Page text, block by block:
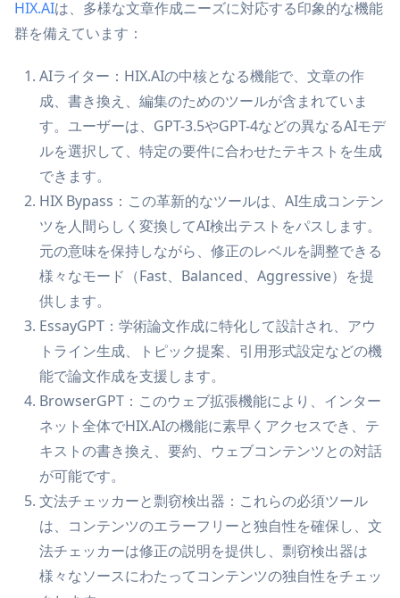
HIX.AIは、多様な文章作成ニーズに対応する印象的な機能
群を備えています：
AIライター：HIX.AIの中核となる機能で、文章の作
成、書き換え、編集のためのツールが含まれていま
す。ユーザーは、GPT-3.5やGPT-4などの異なるAIモデ
ルを選択して、特定の要件に合わせたテキストを生成
できます。
HIX Bypass：この革新的なツールは、AI生成コンテン
ツを人間らしく変換してAI検出テストをパスします。
元の意味を保持しながら、修正のレベルを調整できる
様々なモード（Fast、Balanced、Aggressive）を提
供します。
EssayGPT：学術論文作成に特化して設計され、アウ
トライン生成、トピック提案、引用形式設定などの機
能で論文作成を支援します。
BrowserGPT：このウェブ拡張機能により、インター
ネット全体でHIX.AIの機能に素早くアクセスでき、テ
キストの書き換え、要約、ウェブコンテンツとの対話
が可能です。
文法チェッカーと剽窃検出器：これらの必須ツール
は、コンテンツのエラーフリーと独自性を確保し、文
法チェッカーは修正の説明を提供し、剽窃検出器は
様々なソースにわたってコンテンツの独自性をチェッ